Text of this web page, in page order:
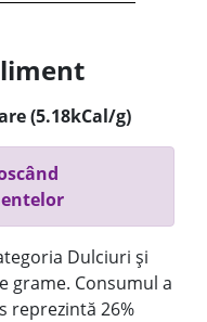
(5.18kCal/g)
Dulciuri și
grame. Consumul a
reprezintă 26%